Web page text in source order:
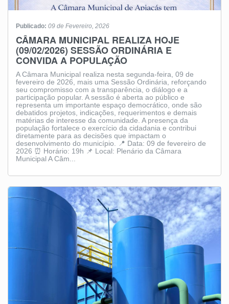
Publicado: 09 de Fevereiro, 2026
CÂMARA MUNICIPAL REALIZA HOJE
(09/02/2026) SESSÃO ORDINÁRIA E
CONVIDA A POPULAÇÃO
A Câmara Municipal realiza nesta segunda-feira, 09 de
fevereiro de 2026, mais uma Sessão Ordinária, reforçando
seu compromisso com a transparência, o diálogo e a
participação popular. A sessão é aberta ao público e
representa um importante espaço democrático, onde são
debatidos projetos, indicações, requerimentos e demais
matérias de interesse da comunidade. A presença da
população fortalece o exercício da cidadania e contribui
diretamente para as decisões que impactam o
desenvolvimento do município. 📍 Data: 09 de fevereiro de
2026 ⏰ Horário: 19h 📌 Local: Plenário da Câmara
Municipal A Câm...